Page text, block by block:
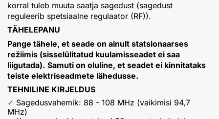
korral tuleb muuta saatja sagedust (sagedust
reguleerib spetsiaalne regulaator (RF)).
TÄHELEPANU
Pange tähele, et seade on ainult statsionaarses
režiimis (sisselülitatud kuulamisseadet ei saa
liigutada). Samuti on oluline, et seadet ei kinnitataks
teiste elektriseadmete lähedusse.
TEHNILINE KIRJELDUS
Sagedusvahemik: 88 - 108 MHz (vaikimisi 94,7
MHz)